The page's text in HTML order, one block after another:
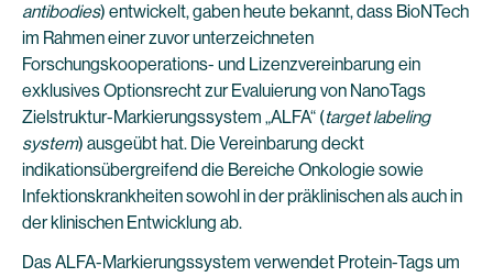
antibodies) entwickelt, gaben heute bekannt, dass BioNTech
im Rahmen einer zuvor unterzeichneten
Forschungskooperations- und Lizenzvereinbarung ein
exklusives Optionsrecht zur Evaluierung von NanoTags
Zielstruktur-Markierungssystem „ALFA“ (target labeling
system) ausgeübt hat. Die Vereinbarung deckt
indikationsübergreifend die Bereiche Onkologie sowie
Infektionskrankheiten sowohl in der präklinischen als auch in
der klinischen Entwicklung ab.
Das ALFA-Markierungssystem verwendet Protein-Tags um